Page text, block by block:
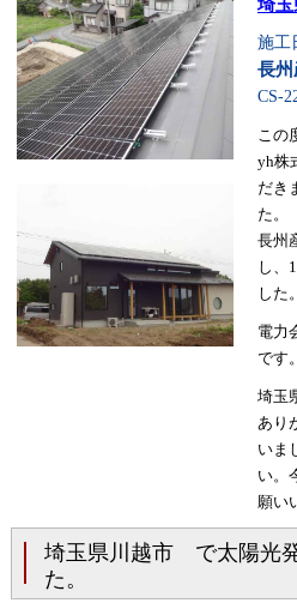
埼
施工
長州
CS-
この
yh株
だき
た。
長州
し、
した。
電力
です。
埼玉
あり
いま
い。
願い
埼玉県川越市 で太陽光
た。